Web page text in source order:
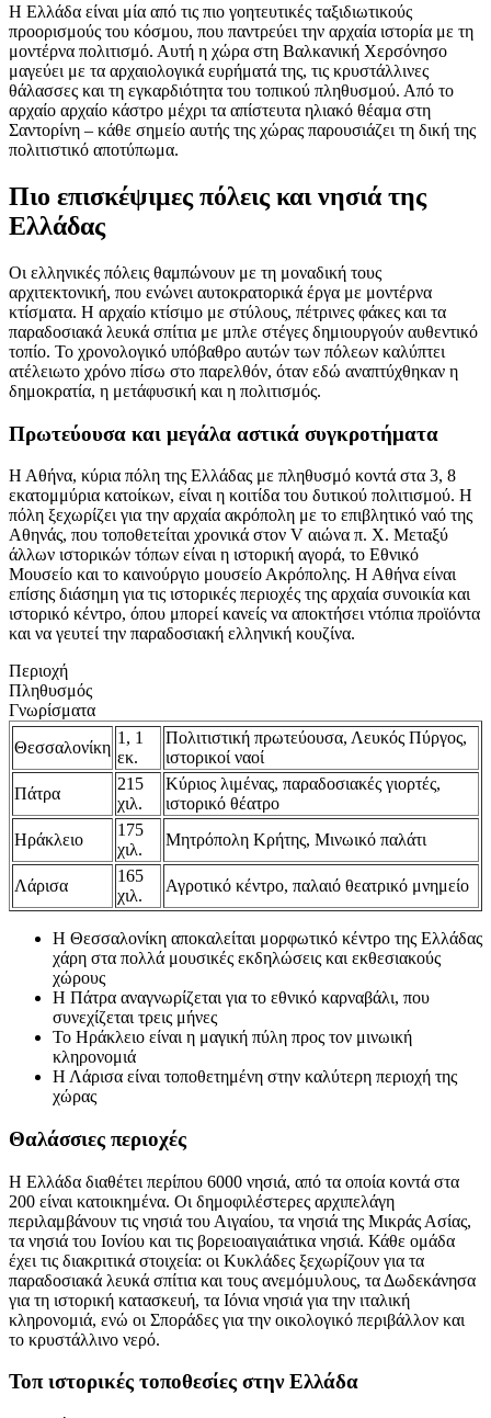
Η Ελλάδα είναι μία από τις πιο γοητευτικές ταξιδιωτικούς
προορισμούς του κόσμου, που παντρεύει την αρχαία ιστορία με τη
μοντέρνα πολιτισμό. Αυτή η χώρα στη Βαλκανική Χερσόνησο
μαγεύει με τα αρχαιολογικά ευρήματά της, τις κρυστάλλινες
θάλασσες και τη εγκαρδιότητα του τοπικού πληθυσμού. Από το
αρχαίο αρχαίο κάστρο μέχρι τα απίστευτα ηλιακό θέαμα στη
Σαντορίνη – κάθε σημείο αυτής της χώρας παρουσιάζει τη δική της
πολιτιστικό αποτύπωμα.
Πιο επισκέψιμες πόλεις και νησιά της
Ελλάδας
Οι ελληνικές πόλεις θαμπώνουν με τη μοναδική τους
αρχιτεκτονική, που ενώνει αυτοκρατορικά έργα με μοντέρνα
κτίσματα. Η αρχαίο κτίσιμο με στύλους, πέτρινες φάκες και τα
παραδοσιακά λευκά σπίτια με μπλε στέγες δημιουργούν αυθεντικό
τοπίο. Το χρονολογικό υπόβαθρο αυτών των πόλεων καλύπτει
ατέλειωτο χρόνο πίσω στο παρελθόν, όταν εδώ αναπτύχθηκαν η
δημοκρατία, η μετάφυσική και η πολιτισμός.
Πρωτεύουσα και μεγάλα αστικά συγκροτήματα
Η Αθήνα, κύρια πόλη της Ελλάδας με πληθυσμό κοντά στα 3, 8
εκατομμύρια κατοίκων, είναι η κοιτίδα του δυτικού πολιτισμού. Η
πόλη ξεχωρίζει για την αρχαία ακρόπολη με το επιβλητικό ναό της
Αθηνάς, που τοποθετείται χρονικά στον V αιώνα π. Χ. Μεταξύ
άλλων ιστορικών τόπων είναι η ιστορική αγορά, το Εθνικό
Μουσείο και το καινούργιο μουσείο Ακρόπολης. Η Αθήνα είναι
επίσης διάσημη για τις ιστορικές περιοχές της αρχαία συνοικία και
ιστορικό κέντρο, όπου μπορεί κανείς να αποκτήσει ντόπια προϊόντα
και να γευτεί την παραδοσιακή ελληνική κουζίνα.
Περιοχή
Πληθυσμός
Γνωρίσματα
Θεσσαλονίκη
1, 1
εκ.
Πολιτιστική πρωτεύουσα, Λευκός Πύργος,
ιστορικοί ναοί
Πάτρα
215
χιλ.
Κύριος λιμένας, παραδοσιακές γιορτές,
ιστορικό θέατρο
Ηράκλειο
175
χιλ.
Μητρόπολη Κρήτης, Μινωικό παλάτι
Λάρισα
165
χιλ.
Αγροτικό κέντρο, παλαιό θεατρικό μνημείο
Η Θεσσαλονίκη αποκαλείται μορφωτικό κέντρο της Ελλάδας
χάρη στα πολλά μουσικές εκδηλώσεις και εκθεσιακούς
χώρους
Η Πάτρα αναγνωρίζεται για το εθνικό καρναβάλι, που
συνεχίζεται τρεις μήνες
Το Ηράκλειο είναι η μαγική πύλη προς τον μινωική
κληρονομιά
Η Λάρισα είναι τοποθετημένη στην καλύτερη περιοχή της
χώρας
Θαλάσσιες περιοχές
Η Ελλάδα διαθέτει περίπου 6000 νησιά, από τα οποία κοντά στα
200 είναι κατοικημένα. Οι δημοφιλέστερες αρχιπελάγη
περιλαμβάνουν τις νησιά του Αιγαίου, τα νησιά της Μικράς Ασίας,
τα νησιά του Ιονίου και τις βορειοαιγαιάτικα νησιά. Κάθε ομάδα
έχει τις διακριτικά στοιχεία: οι Κυκλάδες ξεχωρίζουν για τα
παραδοσιακά λευκά σπίτια και τους ανεμόμυλους, τα Δωδεκάνησα
για τη ιστορική κατασκευή, τα Ιόνια νησιά για την ιταλική
κληρονομιά, ενώ οι Σποράδες για την οικολογικό περιβάλλον και
το κρυστάλλινο νερό.
Τοπ ιστορικές τοποθεσίες στην Ελλάδα